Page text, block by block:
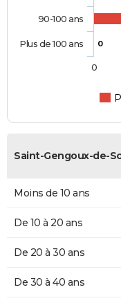
0
90-100 ans
Plus de 100 ans
0
Saint-Gengoux-de-
Moins de 10 ans
De 10 à 20 ans
De 20 à 30 ans
De 30 à 40 ans